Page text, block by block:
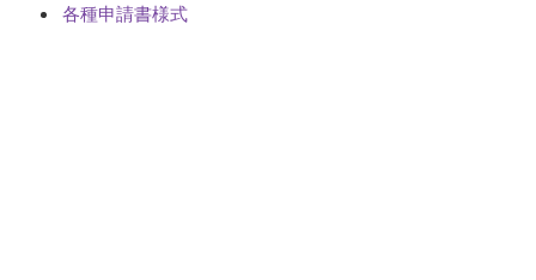
各種申請書様式